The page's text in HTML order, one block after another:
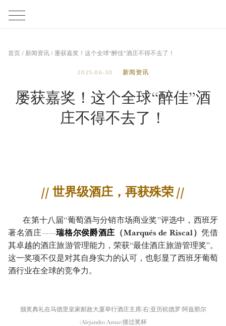
首页/新闻资讯/屡获嘉奖！这个全球“醉佳”酒庄不得不去了！
2025-06-30 新闻资讯
屡获嘉奖！这个全球“醉佳”酒
庄不得不去了！
// 世界级酒庄，再获殊荣 //
在第十八届“葡萄酒与分销市场商业奖”评选中，西班牙
著名酒庄——瑞格尔侯爵酒庄 （Marqués de Riscal）凭借
其卓越的酒庄旅游管理能力，荣获“最佳酒庄旅游管理奖”。
这一奖项不仅是对其自身实力的认可，也彰显了西班牙葡萄
酒行业在全球的竞争力。
颁奖典礼在马德里皇家邮政大厦举行酒庄主席(右)亚历杭德罗·阿兹那尔
(Alejandro Aznar)接过奖杯